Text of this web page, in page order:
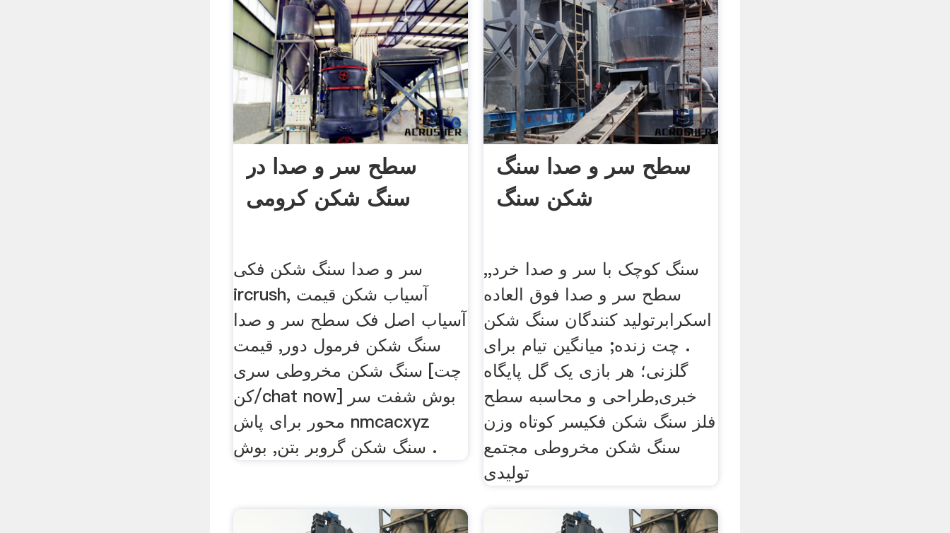
سطح سر و صدا در
سنگ شکن کرومی
سر و صدا سنگ شکن فکی
ircrush, آسیاب شکن قیمت
آسیاب اصل فک سطح سر و صدا
سنگ شکن فرمول دور, قیمت
سنگ شکن مخروطی سری [چت
کن/chat now] بوش شفت سر
محور برای پاش nmcacxyz
سنگ شکن گروبر بتن, بوش .
سطح سر و صدا سنگ
شکن سنگ
سنگ کوچک با سر و صدا خرد,,
سطح سر و صدا فوق العاده
اسکرابرتولید کنندگان سنگ شکن
. چت زنده; میانگین تیام برای
گلزنی؛ هر بازی یک گل پایگاه
خبری,طراحی و محاسبه سطح
فلز سنگ شکن فکیسر کوتاه وزن
سنگ شکن مخروطی مجتمع
تولیدی